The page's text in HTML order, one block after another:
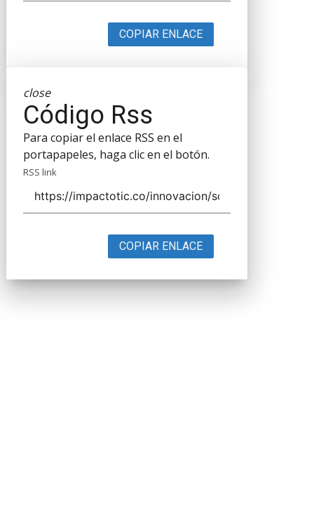
COPIAR ENLACE
close
Código Rss
Para copiar el enlace RSS en el
portapapeles, haga clic en el botón.
RSS link
COPIAR ENLACE